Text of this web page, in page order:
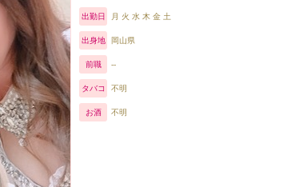
出勤日 月 火 水 木 金 土
出身地 岡山県
前職 --
タバコ 不明
お酒 不明